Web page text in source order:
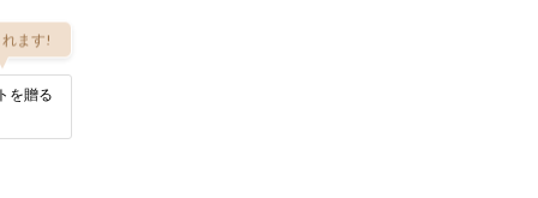
ます!
を贈る